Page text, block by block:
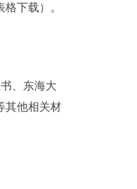
格下载）。
、东海大
其他相关材